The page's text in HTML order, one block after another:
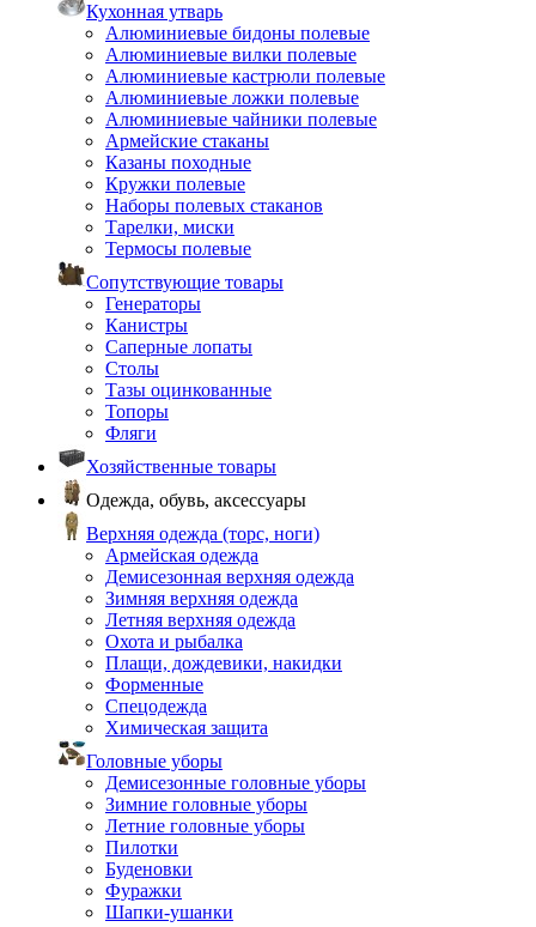
Кухонная утварь
Алюминиевые бидоны полевые
Алюминиевые вилки полевые
Алюминиевые кастрюли полевые
Алюминиевые ложки полевые
Алюминиевые чайники полевые
Армейские стаканы
Казаны походные
Кружки полевые
Наборы полевых стаканов
Тарелки, миски
Термосы полевые
Сопутствующие товары
Генераторы
Канистры
Саперные лопаты
Столы
Тазы оцинкованные
Топоры
Фляги
Хозяйственные товары
Одежда, обувь, аксессуары
Верхняя одежда (торс, ноги)
Армейская одежда
Демисезонная верхняя одежда
Зимняя верхняя одежда
Летняя верхняя одежда
Охота и рыбалка
Плащи, дождевики, накидки
Форменные
Спецодежда
Химическая защита
Головные уборы
Демисезонные головные уборы
Зимние головные уборы
Летние головные уборы
Пилотки
Буденовки
Фуражки
Шапки-ушанки